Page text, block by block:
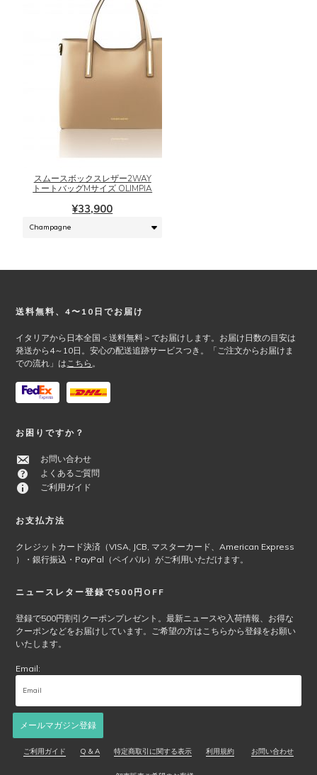
ジ
か
ら
選
択
で
す
ー
シ
ョ
ン
が
あ
す。
プ
ョ
は
か
ら
選
択
で
き
ま
スムースボックスレザー2WAY
トートバッグMサイズ OLIMPIA
¥33,900
の
品
は
数
シ
ン
が
あ
り
ま
ョ
ペ
ー
か
選
択
ま
Footer
送料無料、4〜10日でお届け
イタリアから日本全国＜送料無料＞でお届けします。お届け日数の目安は
発送から4～10日。安心の配送追跡サービスつき。「ご注文からお届けま
での流れ」は こちら 。
お困りですか？
お問い合わせ
よくあるご質問
ご利用ガイド
お支払方法
クレジットカード決済（VISA, JCB, マスターカード、American Express
）・銀行振込・PayPal（ペイパル）がご利用いただけます。
ニュースレター登録で500円OFF
登録で500円割引クーポンプレゼント。最新ニュースや入荷情報、お得な
クーポンなどをお届けしています。ご希望の方はこちらから登録をお願い
いたします。
Email:
メールマガジン登録
ご利用ガイド Q & A 特定商取引に関する表示 利用規約 お問い合わせ